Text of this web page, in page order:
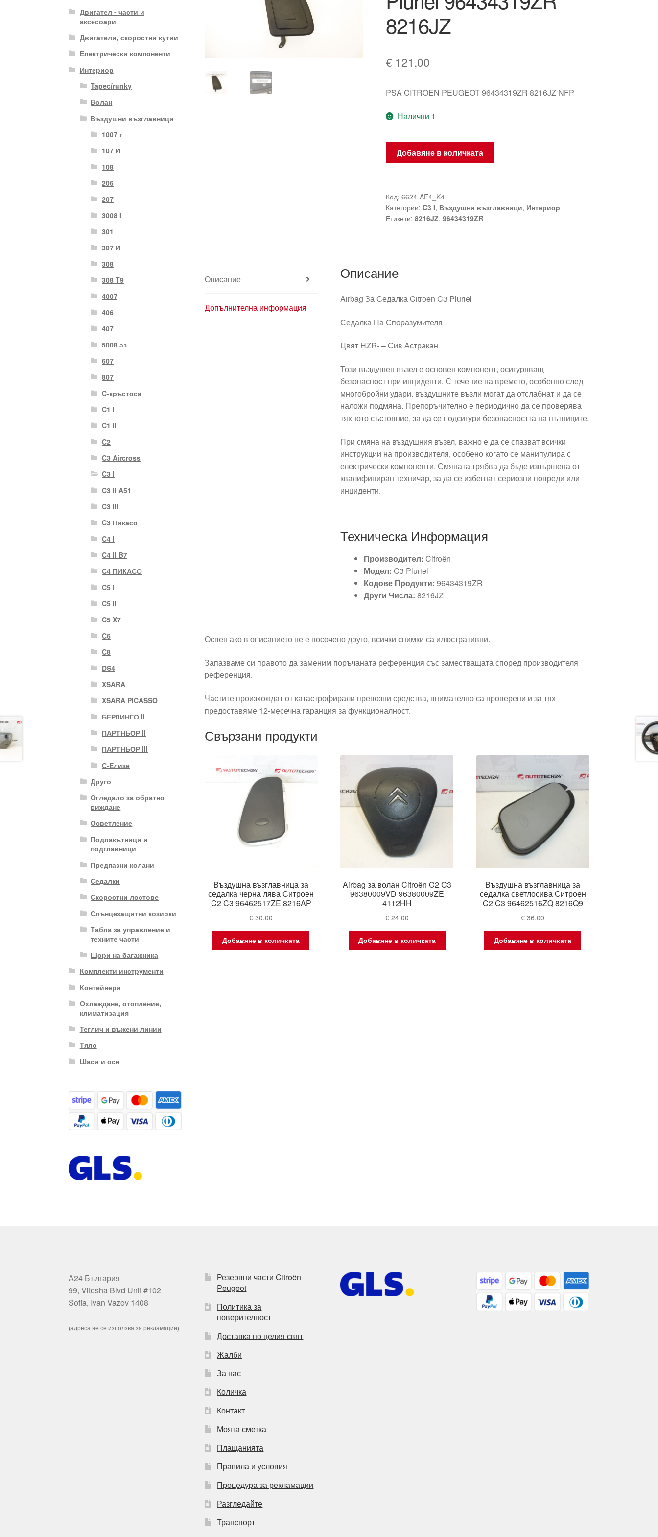
8216JZ
€ 121,00
PSA CITROEN PEUGEOT 96434319ZR 8216JZ NFP
Налични 1
количество
дясна
седалка
Citroën
8216JZ
Добавяне в количката
Код: 6624-AF4_K4
Категории: C3 I, Въздушни възглавници, Интериор
Етикети: 8216JZ, 96434319ZR
Описание
Допълнителна информация
Описание
Airbag За Седалка Citroën C3 Pluriel
Седалка На Споразумителя
Цвят HZR- – Сив Астракан
Този въздушен възел е основен компонент, осигуряващ
безопасност при инциденти. С течение на времето, особенно след
многобройни удари, въздушните възли могат да отслабнат и да се
наложи подмяна. Препоръчително е периодично да се проверява
тяхното състояние, за да се подсигури безопасността на пътниците.
При смяна на въздушния възел, важно е да се спазват всички
инструкции на производителя, особено когато се манипулира с
електрически компоненти. Смяната трябва да бъде извършена от
квалифициран техничар, за да се избегнат сериозни повреди или
инциденти.
Техническа Информация
Производител: Citroën
Модел: C3 Pluriel
Кодове Продукти: 96434319ZR
Други Числа: 8216JZ
Освен ако в описанието не е посочено друго, всички снимки са илюстративни.
Запазваме си правото да заменим поръчаната референция със заместващата според производителя
референция.
Частите произхождат от катастрофирали превозни средства, внимателно са проверени и за тях
предоставяме 12-месечна гаранция за функционалност.
Свързани продукти
Въздушна възглавница за
седалка черна лява Ситроен
C2 C3 96462517ZE 8216AP
€ 30,00
Добавяне в количката
Airbag за волан Citroën C2 C3
96380009VD 96380009ZE
4112HH
€24,00
Добавяне в количката
Въздушна възглавница за
седалка светлосива Ситроен
C2 C3 96462516ZQ 8216Q9
€ 36,00
Добавяне в количката
Двигател - части и
аксесоари
Двигатели, скоростни кутии
Електрически компоненти
Интериор
Tapecírunky
Волан
Въздушни възглавници
1007 г
107 И
108
206
207
3008 I
301
307 И
308
308 T9
4007
406
407
5008 аз
607
807
C-кръстоса
C1 I
C1 II
C2
C3 Aircross
C3 I
C3 II A51
C3 III
C3 Пикасо
C4 I
C4 II B7
C4 ПИКАСО
C5 I
C5 II
C5 X7
C6
C8
DS4
XSARA
XSARA PICASSO
БЕРЛИНГО II
ПАРТНЬОР II
ПАРТНЬОР III
С-Елизе
Друго
Огледало за обратно
виждане
Осветление
Подлакътници и
подглавници
Предпазни колани
Седалки
Скоростни лостове
Слънцезащитни козирки
Табла за управление и
техните части
Щори на багажника
Комплекти инструменти
Контейнери
Охлаждане, отопление,
климатизация
Теглич и въжени линии
Тяло
Шаси и оси
А24 България
99, Vitosha Blvd Unit #102
Sofia, Ivan Vazov 1408
(адреса не се използва за рекламации)
Резервни части Citroën
Peugeot
Политика за
поверителност
Доставка по целия свят
Жалби
За нас
Количка
Контакт
Моята сметка
Плащанията
Правила и условия
Процедура за рекламации
Разгледайте
Транспорт